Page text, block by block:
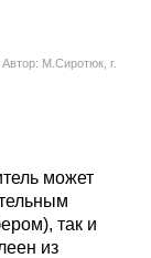
Автор: М.Сиротюк, г.
может
так и
из